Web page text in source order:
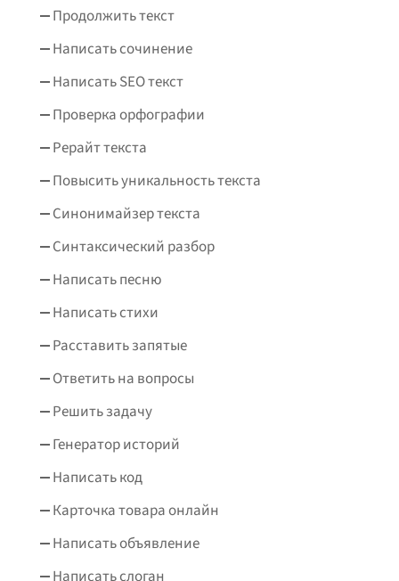
Продолжить текст
Написать сочинение
Написать SEO текст
Проверка орфографии
Рерайт текста
Повысить уникальность текста
Синонимайзер текста
Синтаксический разбор
Написать песню
Написать стихи
Расставить запятые
Ответить на вопросы
Решить задачу
Генератор историй
Написать код
Карточка товара онлайн
Написать объявление
Написать слоган